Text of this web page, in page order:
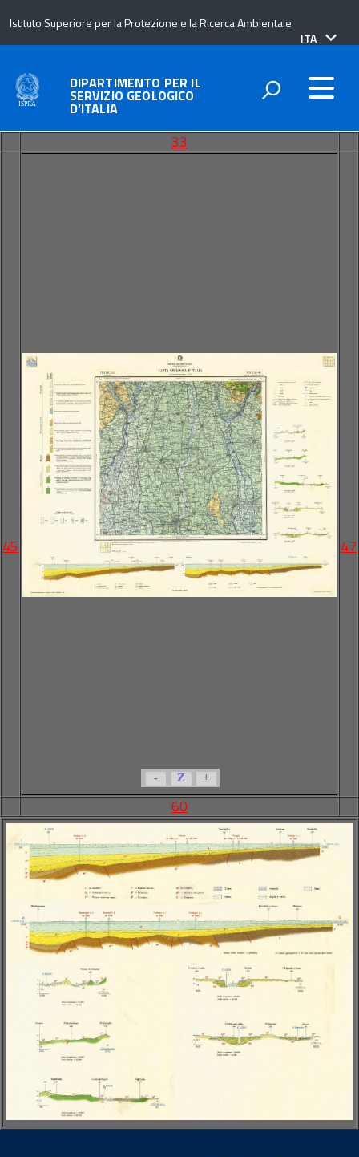
Istituto Superiore per la Protezione e la Ricerca Ambientale
lingua
ITA
DIPARTIMENTO PER IL
SERVIZIO GEOLOGICO
D’ITALIA
33
45
- Z +
47
60